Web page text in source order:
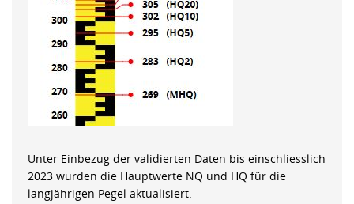
Unter Einbezug der validierten Daten bis einschliesslich
2023 wurden die Hauptwerte NQ und HQ für die
langjährigen Pegel aktualisiert.